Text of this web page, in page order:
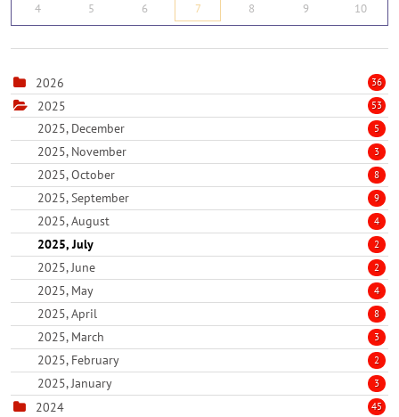
4 5 6 7 8 9 10
2026 36
2025 53
2025, December 5
2025, November 3
2025, October 8
2025, September 9
2025, August 4
2025, July 2
2025, June 2
2025, May 4
2025, April 8
2025, March 3
2025, February 2
2025, January 3
2024 45